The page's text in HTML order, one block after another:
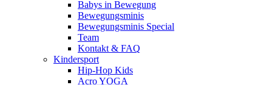
Babys in Bewegung
Bewegungsminis
Bewegungsminis Special
Team
Kontakt & FAQ
Kindersport
Hip-Hop Kids
Acro YOGA